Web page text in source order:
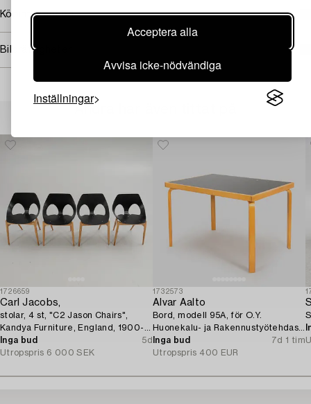
Acceptera alla
Avvisa icke-nödvändiga
Inställningar
Köpinformation
Bildrättigheter
1726659
Carl Jacobs,
stolar, 4 st, "C2 Jason Chairs",
Kandya Furniture, England, 1900-
talets mitt.
Inga bud
5d
Utropspris 6 000 SEK
1732573
Alvar Aalto
Bord, modell 95A, för O.Y.
Huonekalu- ja Rakennustyötehdas
A.B. 1940-tal.
Inga bud
7d 1 tim
Utropspris 400 EUR